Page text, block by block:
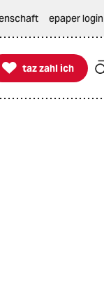
epaper login

taz zahl ich
taz zahl ich